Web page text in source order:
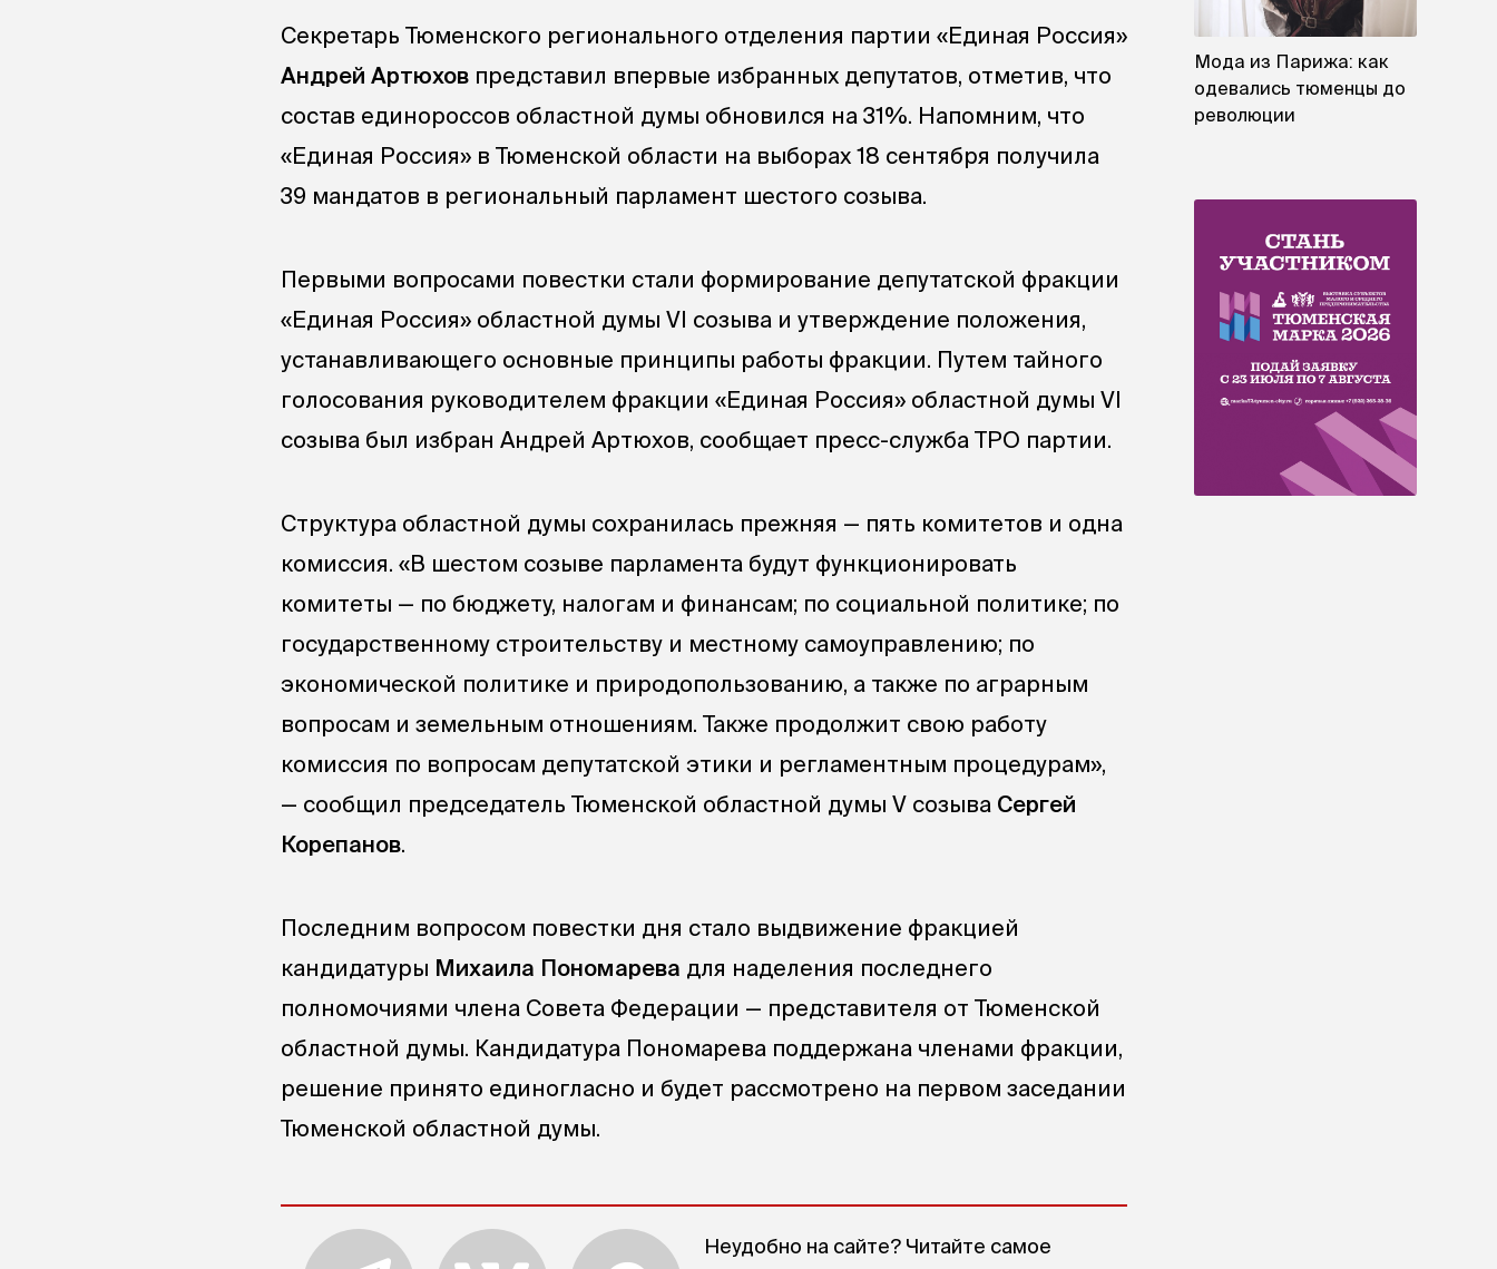
Секретарь Тюменского регионального отделения партии «Единая Россия»
Андрей Артюхов представил впервые избранных депутатов, отметив, что
состав единороссов областной думы обновился на 31%. Напомним, что
«Единая Россия» в Тюменской области на выборах 18 сентября получила
39 мандатов в региональный парламент шестого созыва.
Первыми вопросами повестки стали формирование депутатской фракции
«Единая Россия» областной думы VI созыва и утверждение положения,
устанавливающего основные принципы работы фракции. Путем тайного
голосования руководителем фракции «Единая Россия» областной думы VI
созыва был избран Андрей Артюхов, сообщает пресс-служба ТРО партии.
Структура областной думы сохранилась прежняя — пять комитетов и одна
комиссия. «В шестом созыве парламента будут функционировать
комитеты — по бюджету, налогам и финансам; по социальной политике; по
государственному строительству и местному самоуправлению; по
экономической политике и природопользованию, а также по аграрным
вопросам и земельным отношениям. Также продолжит свою работу
комиссия по вопросам депутатской этики и регламентным процедурам»,
— сообщил председатель Тюменской областной думы V созыва Сергей
Корепанов.
Последним вопросом повестки дня стало выдвижение фракцией
кандидатуры Михаила Пономарева для наделения последнего
полномочиями члена Совета Федерации — представителя от Тюменской
областной думы. Кандидатура Пономарева поддержана членами фракции,
решение принято единогласно и будет рассмотрено на первом заседании
Тюменской областной думы.
Неудобно на сайте? Читайте самое
Мода из Парижа: как
одевались тюменцы до
революции